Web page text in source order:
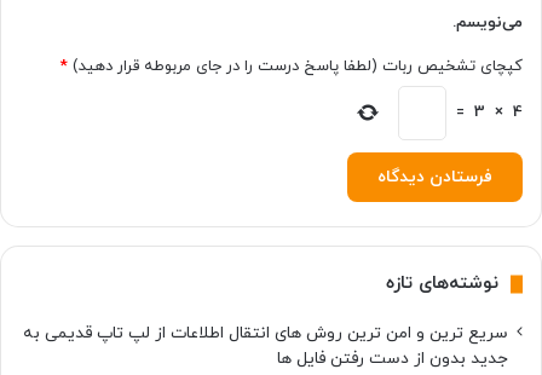
ن
د
می‌نویسم.
کپچای تشخیص ربات (لطفا پاسخ درست را در جای مربوطه قرار دهید) *
4
×
3
=
نوشته‌های تازه
سریع ترین و امن ترین روش های انتقال اطلاعات از لپ تاپ قدیمی به
جدید بدون از دست رفتن فایل ها